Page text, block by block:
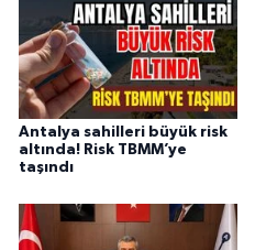
Antalya sahilleri büyük risk
altında! Risk TBMM’ye
taşındı